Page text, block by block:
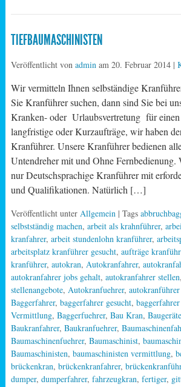
TIEFBAUMASCHINISTEN
Veröffentlicht von adminam 20. Februar 2014|
Wir vermitteln Ihnen selbständige
Sie Kranführer suchen, dann sind Sie bei
Kranken- oder Urlaubsvertretung für
langfristige oder Kurzaufträge, wir haben
Kranführer. Unsere Kranführer bedienen
Untendreher mit und Ohne
nur Deutschsprachige Kranführer mit
und Qualifikationen. Natürlich […]
Veröffentlicht unter Allgemein | Tags
selbstständig machen, arbeit als krahnführer,
kranfahrer, arbeit stundenlohn kranführer,
arbeitsplatz kranführer gesucht, aufträge
kranführer, autokran, Autokranfahrer,
autokranfahrer jobs gehalt, autokranfahrer stellen,
stellenangebote, Autokranfuehrer,
Baggerfahrer, baggerfahrer gesucht,
Vermittlung, Baggerfuehrer, Bau Kran,
Baukranfahrer, Baukranfuehrer,
Baumaschinenfuehrer, Baumaschinist,
Baumaschinisten, baumaschinisten vermittlung,
brückenkran, brückenkranfahrer,
dumper, dumperfahrer, fahrzeugkran, fertiger,